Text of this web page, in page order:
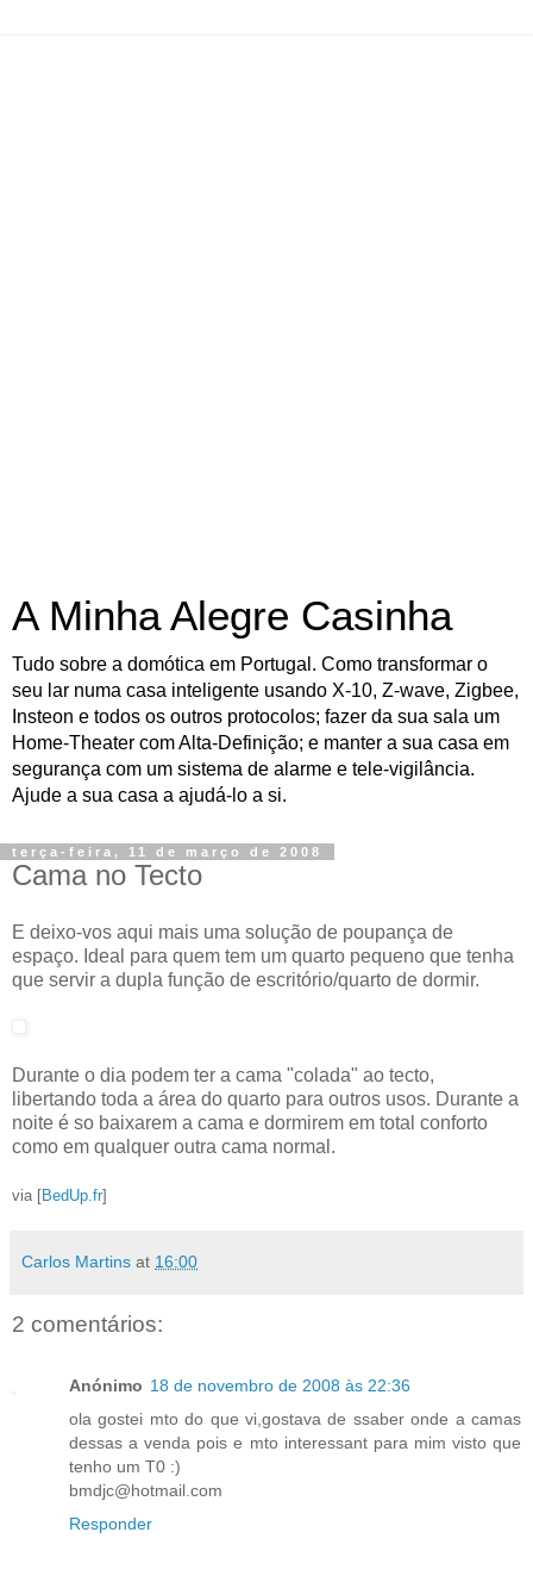
A Minha Alegre Casinha
Tudo sobre a domótica em Portugal. Como transformar o
seu lar numa casa inteligente usando X-10, Z-wave, Zigbee,
Insteon e todos os outros protocolos; fazer da sua sala um
Home-Theater com Alta-Definição; e manter a sua casa em
segurança com um sistema de alarme e tele-vigilância.
Ajude a sua casa a ajudá-lo a si.
terça-feira, 11 de março de 2008
Cama no Tecto
E deixo-vos aqui mais uma solução de poupança de
espaço. Ideal para quem tem um quarto pequeno que tenha
que servir a dupla função de escritório/quarto de dormir.
Durante o dia podem ter a cama "colada" ao tecto,
libertando toda a área do quarto para outros usos. Durante a
noite é so baixarem a cama e dormirem em total conforto
como em qualquer outra cama normal.
via [BedUp.fr]
Carlos Martins at 16:00
2 comentários:
Anónimo 18 de novembro de 2008 às 22:36
ola gostei mto do que vi,gostava de ssaber onde a camas
dessas a venda pois e mto interessant para mim visto que
tenho um T0 :)
bmdjc@hotmail.com
Responder